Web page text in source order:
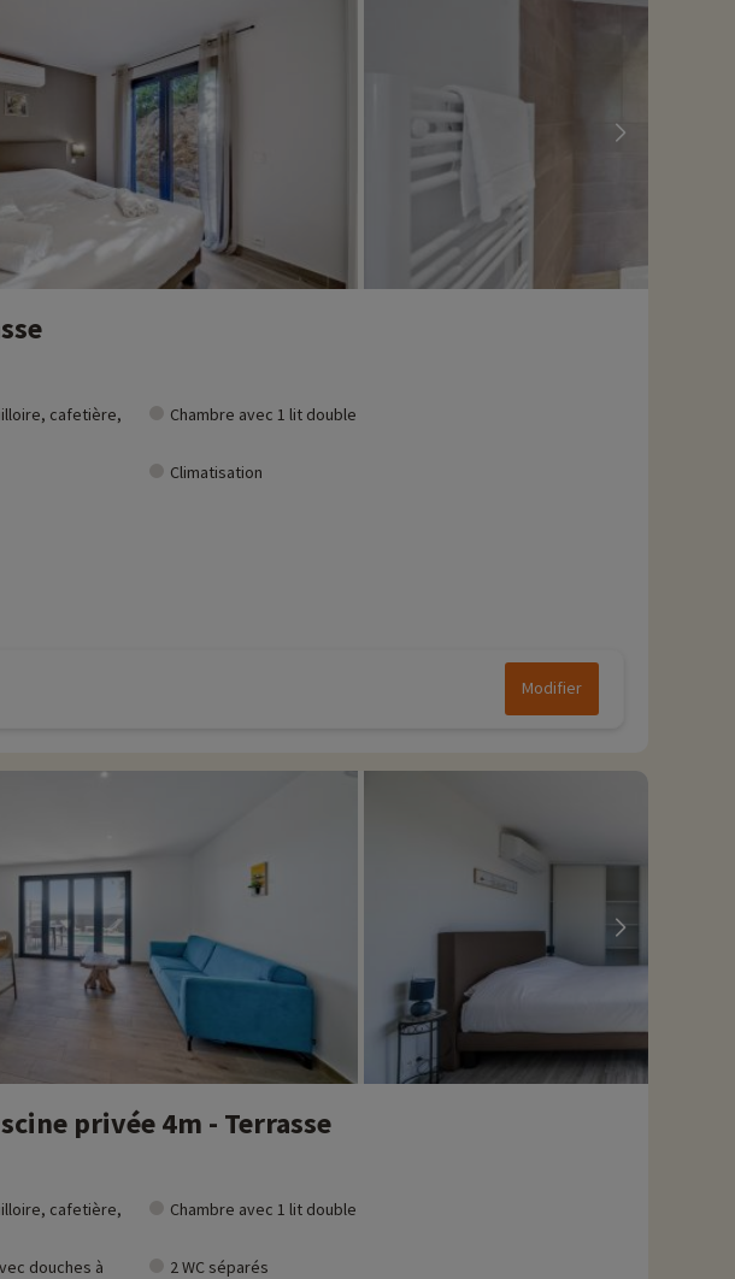
cafetière,
Chambre avec 1 lit double
Climatisation
Modifier
privée 4m - Terrasse
cafetière,
Chambre avec 1 lit double
douches à
2 WC séparés